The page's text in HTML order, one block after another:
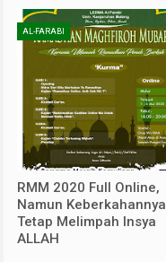
AL-FARABI
RMM 2020 Full Online,
Namun Keberkahannya
Tetap Melimpah Insya
ALLAH